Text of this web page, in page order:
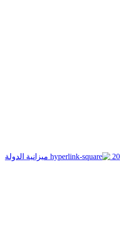
ميزانية الدولة